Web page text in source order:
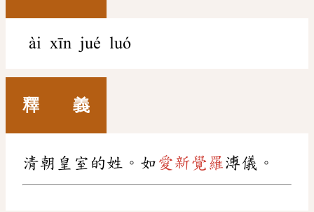
ài xīn jué luó
釋 義
清朝皇室的姓。如 愛新覺羅溥儀。